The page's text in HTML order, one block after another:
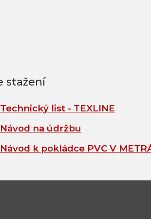
Technický list - TEXLINE
Návod na údržbu
Návod k pokládce PVC V